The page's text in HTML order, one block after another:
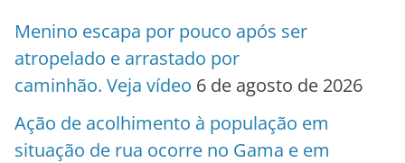
Menino escapa por pouco após ser
atropelado e arrastado por
caminhão. Veja vídeo 6 de agosto de 2026
Ação de acolhimento à população em
situação de rua ocorre no Gama e em